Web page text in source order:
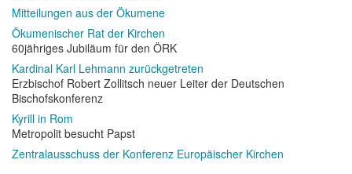
Mitteilungen aus der Ökumene
Ökumenischer Rat der Kirchen
60jähriges Jubiläum für den ÖRK
Kardinal Karl Lehmann zurückgetreten
Erzbischof Robert Zollitsch neuer Leiter der Deutschen
Bischofskonferenz
Kyrill in Rom
Metropolit besucht Papst
Zentralausschuss der Konferenz Europäischer Kirchen